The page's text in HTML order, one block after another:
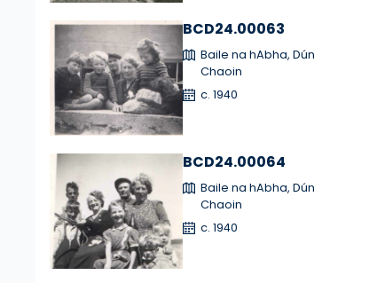
BCD24.00063
Baile na hAbha, Dún
Chaoin
c. 1940
BCD24.00064
Baile na hAbha, Dún
Chaoin
c. 1940